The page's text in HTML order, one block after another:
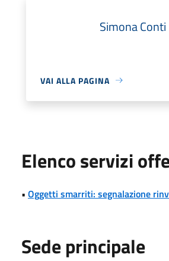
Simona Conti
VAI ALLA PAGINA
Elenco servizi
• Oggetti smarriti: segnalazione
Sede principale